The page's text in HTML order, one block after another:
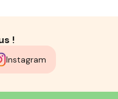
!
Instagram